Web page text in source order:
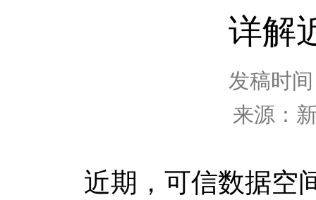
详解
发稿时
来源：
近期，可信数据空